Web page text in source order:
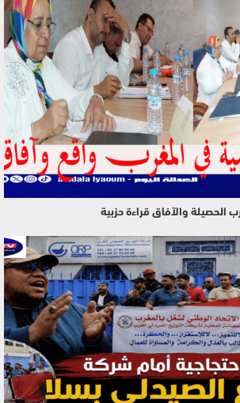
الحصيلة والآفاق قراءة حزبية